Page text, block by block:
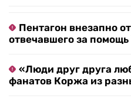
Пентагон внезапно
отвечавшего за
«Люди друг друга
фанатов Коржа из